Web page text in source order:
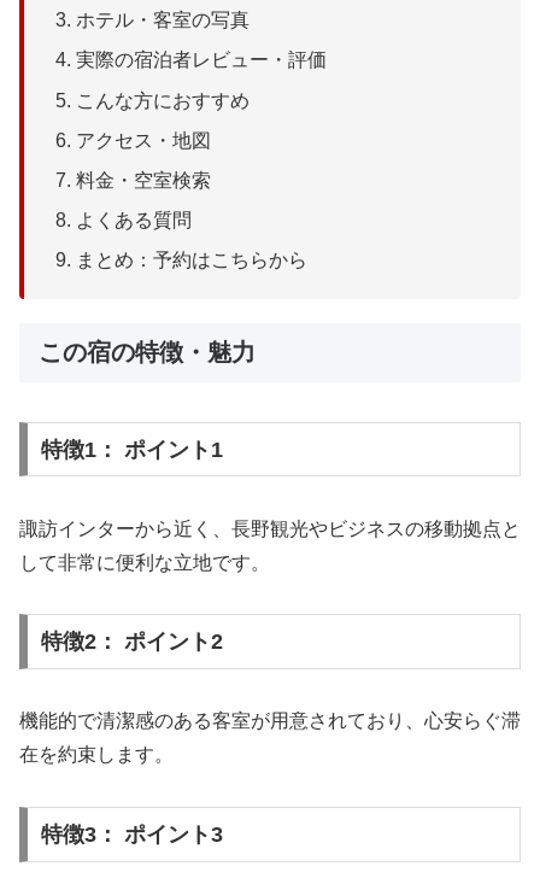
ホテル・客室の写真
実際の宿泊者レビュー・評価
こんな方におすすめ
アクセス・地図
料金・空室検索
よくある質問
まとめ：予約はこちらから
この宿の特徴・魅力
特徴1： ポイント1
諏訪インターから近く、長野観光やビジネスの移動拠点と
して非常に便利な立地です。
特徴2： ポイント2
機能的で清潔感のある客室が用意されており、心安らぐ滞
在を約束します。
特徴3： ポイント3